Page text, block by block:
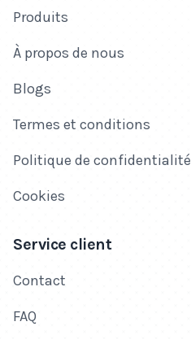
Produits
À propos de nous
Blogs
Termes et conditions
Politique de confidentialité
Cookies
Service client
Contact
FAQ